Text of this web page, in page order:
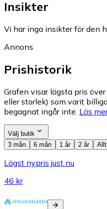
Insikter
Vi har inga insikter för den
Annons
Prishistorik
Grafen visar lägsta pris
eller storlek) som varit
begagnat ingår inte. Läs
Välj butik
3 mån
6 mån 1 år 2 år Allt
Lägst nypris just nu
46 kr